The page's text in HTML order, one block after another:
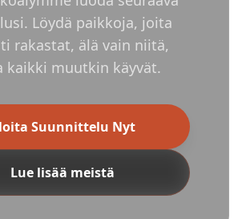
Löydä paikkoja, joita
rakastat, älä vain niitä,
kaikki muutkin käyvät.
Suunnittelu Nyt
Lue lisää meistä